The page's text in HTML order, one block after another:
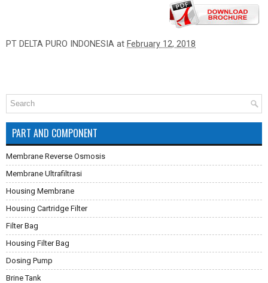
PT DELTA PURO INDONESIA at February 12, 2018
PART AND COMPONENT
Membrane Reverse Osmosis
Membrane Ultrafiltrasi
Housing Membrane
Housing Cartridge Filter
Filter Bag
Housing Filter Bag
Dosing Pump
Brine Tank